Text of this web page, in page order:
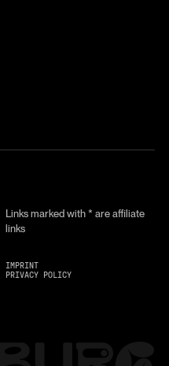
Links marked with * are affiliate
links
IMPRINT
PRIVACY POLICY